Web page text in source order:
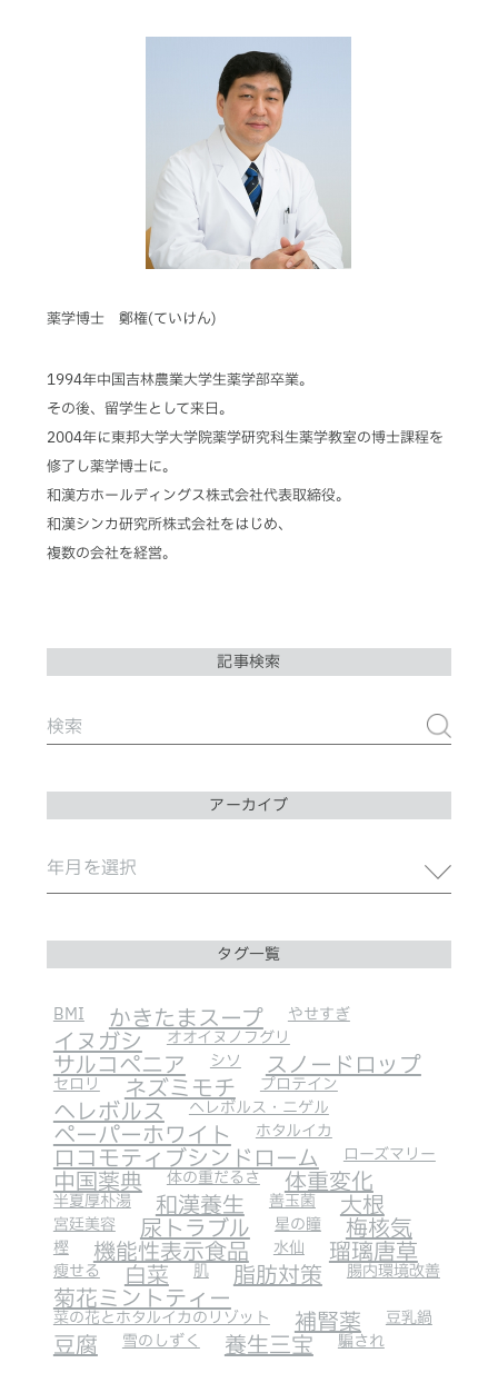
薬学博士 鄭権(ていけん)
1994年中国吉林農業大学生薬学部卒業。
その後、留学生として来日。
2004年に東邦大学大学院薬学研究科生薬学教室の博士課程を
修了し薬学博士に。
和漢方ホールディングス株式会社代表取締役。
和漢シンカ研究所株式会社をはじめ、
複数の会社を経営。
記事検索
アーカイブ
タグ一覧
BMI かきたまスープ やせすぎ
イヌガシ オオイヌノフグリ
サルコペニア シソ スノードロップ
セロリ ネズミモチ プロテイン
ヘレボルス ヘレボルス・ニゲル
ペーパーホワイト ホタルイカ
ロコモティブシンドローム ローズマリー
中国薬典 体の重だるさ 体重変化
半夏厚朴湯 和漢養生 善玉菌 大根
宮廷美容 尿トラブル 星の瞳 梅核気
樫 機能性表示食品 水仙 瑠璃唐草
瘦せる 白菜 肌 脂肪対策 腸内環境改善
菊花ミントティー
菜の花とホタルイカのリゾット 補腎薬 豆乳鍋
豆腐 雪のしずく 養生三宝 騙され